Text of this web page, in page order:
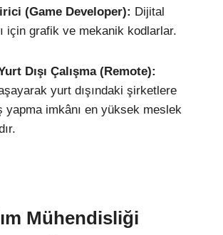
(Game Developer): Dijital
için grafik ve mekanik kodlarlar.
Dışı Çalışma (Remote):
yurt dışındaki şirketlere
yapma imkânı en yüksek meslek
Mühendisliği